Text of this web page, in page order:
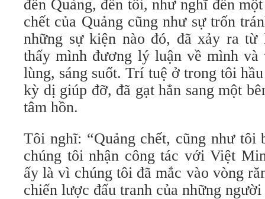
đến Quảng, đến tôi, như nghĩ đến
chết của Quảng cũng như sự trốn
những sự kiện nào đó, đã xảy ra
thấy mình đương lý luận về mình và
lùng, sáng suốt. Trí tuệ ở trong tôi
kỳ dị giúp đỡ, đã gạt hẳn sang một
tâm hồn.
Tôi nghĩ: “Quảng chết, cũng như tôi
chúng tôi nhận công tác với Việt
ấy là vì chúng tôi đã mắc vào vòng
chiến lược đấu tranh của những